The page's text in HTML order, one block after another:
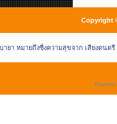
Copyright
ยา หมายถึงซื่งความสุขจาก เสียงดน